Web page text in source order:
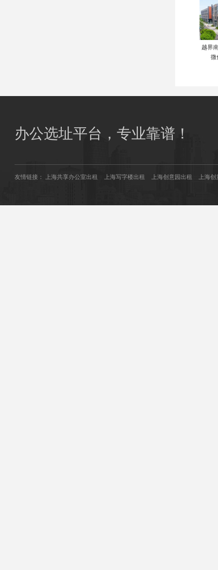
越界
微
办公选址平台，专业靠谱！
友情链接： 上海共享办公室出租 上海写字楼出租 上海创意园出租 上海创